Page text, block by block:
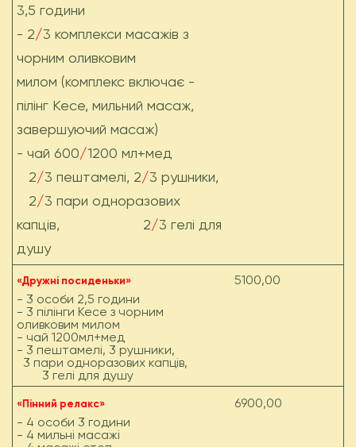
3,5 години
- 2/3 комплекси масажів з
чорним оливковим
милом (комплекс включає -
пілінг Кесе, мильний масаж,
завершуючий масаж)
- чай 600/1200 мл+мед
2/3 пештамелі, 2/3 рушники,
2/3 пари одноразових
капців, 2/3 гелі для
душу
«Дружні посиденьки»
- 3 особи 2,5 години
- 3 пілінги Кесе з чорним
оливковим милом
- чай 1200мл+мед
- 3 пештамелі, 3 рушники,
3 пари одноразових капців,
3 гелі для душу
5100,00
«Пінний релакс»
- 4 особи 3 години
- 4 мильні масажі
6900,00